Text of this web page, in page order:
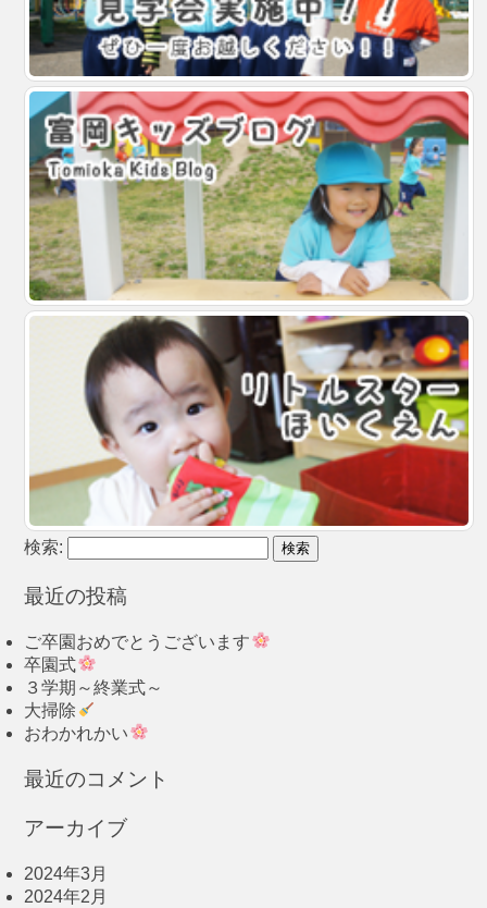
検索:
最近の投稿
ご卒園おめでとうございます
卒園式
３学期～終業式～
大掃除
おわかれかい
最近のコメント
アーカイブ
2024年3月
2024年2月